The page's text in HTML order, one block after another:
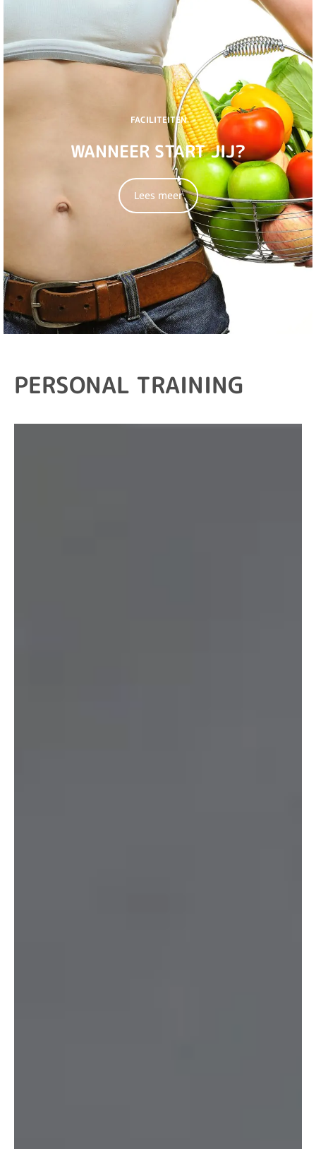
FACILITEITEN
WANNEER START JIJ?
Lees meer
PERSONAL TRAINING